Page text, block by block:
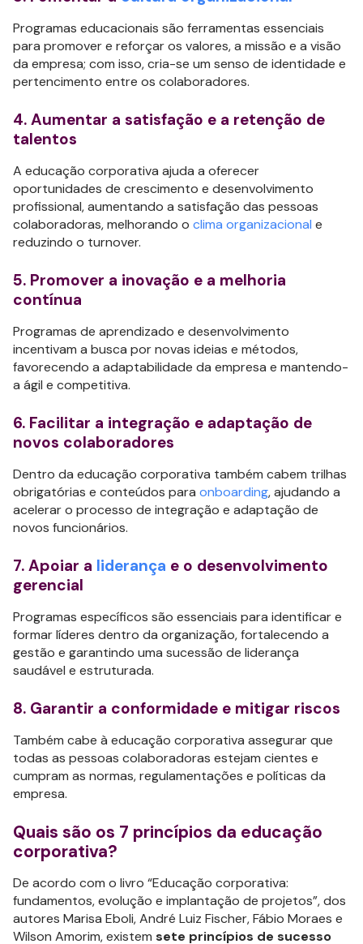
Programas educacionais são ferramentas essenciais
para promover e reforçar os valores, a missão e a visão
da empresa; com isso, cria-se um senso de identidade e
pertencimento entre os colaboradores.
4. Aumentar a satisfação e a retenção de
talentos
A educação corporativa ajuda a oferecer
oportunidades de crescimento e desenvolvimento
profissional, aumentando a satisfação das pessoas
colaboradoras, melhorando o clima organizacional e
reduzindo o turnover.
5. Promover a inovação e a melhoria
contínua
Programas de aprendizado e desenvolvimento
incentivam a busca por novas ideias e métodos,
favorecendo a adaptabilidade da empresa e mantendo-
a ágil e competitiva.
6. Facilitar a integração e adaptação de
novos colaboradores
Dentro da educação corporativa também cabem trilhas
obrigatórias e conteúdos para onboarding, ajudando a
acelerar o processo de integração e adaptação de
novos funcionários.
7. Apoiar a liderança e o desenvolvimento
gerencial
Programas específicos são essenciais para identificar e
formar líderes dentro da organização, fortalecendo a
gestão e garantindo uma sucessão de liderança
saudável e estruturada.
8. Garantir a conformidade e mitigar riscos
Também cabe à educação corporativa assegurar que
todas as pessoas colaboradoras estejam cientes e
cumpram as normas, regulamentações e políticas da
empresa.
Quais são os 7 princípios da educação
corporativa?
De acordo com o livro “Educação corporativa:
fundamentos, evolução e implantação de projetos”, dos
autores Marisa Eboli, André Luiz Fischer, Fábio Moraes e
Wilson Amorim, existem sete princípios de sucesso